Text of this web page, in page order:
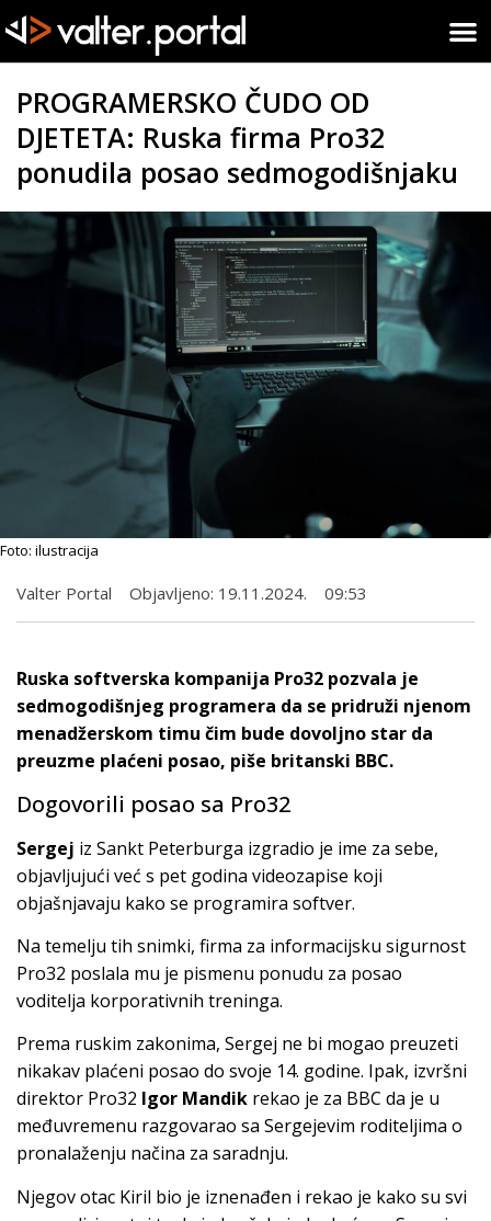
PROGRAMERSKO ČUDO OD
DJETETA: Ruska firma Pro32
ponudila posao sedmogodišnjaku
Foto: ilustracija
Valter Portal Objavljeno: 19.11.2024. 09:53
Ruska softverska kompanija Pro32 pozvala je
sedmogodišnjeg programera da se pridruži njenom
menadžerskom timu čim bude dovoljno star da
preuzme plaćeni posao, piše britanski BBC.
Dogovorili posao sa Pro32
Sergej iz Sankt Peterburga izgradio je ime za sebe,
objavljujući već s pet godina videozapise koji
objašnjavaju kako se programira softver.
Na temelju tih snimki, firma za informacijsku sigurnost
Pro32 poslala mu je pismenu ponudu za posao
voditelja korporativnih treninga.
Prema ruskim zakonima, Sergej ne bi mogao preuzeti
nikakav plaćeni posao do svoje 14. godine. Ipak, izvršni
direktor Pro32 Igor Mandik rekao je za BBC da je u
međuvremenu razgovarao sa Sergejevim roditeljima o
pronalaženju načina za saradnju.
Njegov otac Kiril bio je iznenađen i rekao je kako su svi